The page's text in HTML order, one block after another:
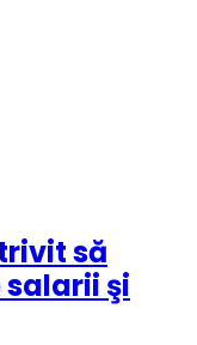
să
şi